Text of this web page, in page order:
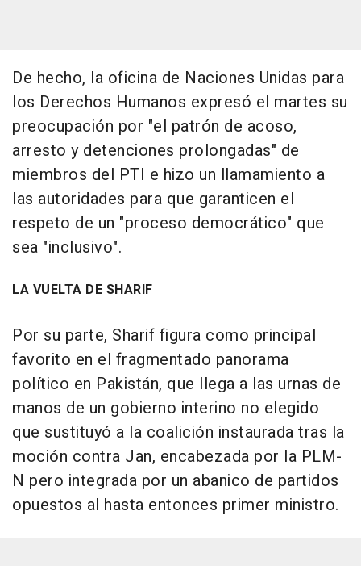
De hecho, la oficina de Naciones Unidas para
los Derechos Humanos expresó el martes su
preocupación por "el patrón de acoso,
arresto y detenciones prolongadas" de
miembros del PTI e hizo un llamamiento a
las autoridades para que garanticen el
respeto de un "proceso democrático" que
sea "inclusivo".
LA VUELTA DE SHARIF
Por su parte, Sharif figura como principal
favorito en el fragmentado panorama
político en Pakistán, que llega a las urnas de
manos de un gobierno interino no elegido
que sustituyó a la coalición instaurada tras la
moción contra Jan, encabezada por la PLM-
N pero integrada por un abanico de partidos
opuestos al hasta entonces primer ministro.